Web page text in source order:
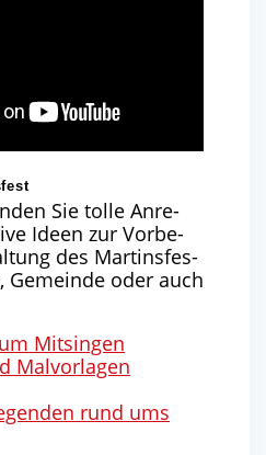
Sie tol­le Anre­
Ideen zur Vor­be­
des Mar­tins­fes­
Gemein­de oder auch
Mitsingen
Malvorlagen
rund ums